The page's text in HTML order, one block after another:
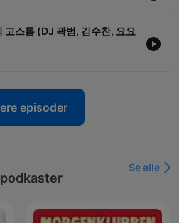
고스톱 (DJ 곽범, 김수찬, 요요
episoder
Se alle